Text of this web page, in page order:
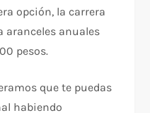
opción, la carrera
aranceles anuales
pesos.
que te puedas
habiendo